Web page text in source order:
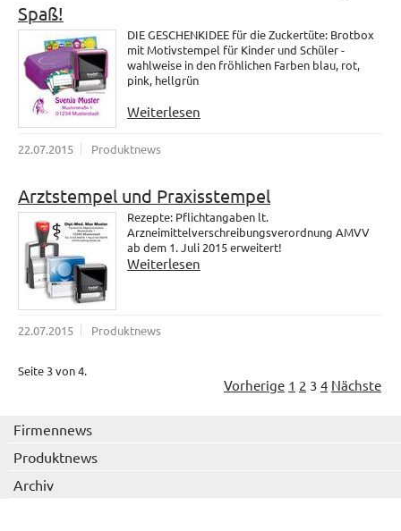
Spaß!
DIE GESCHENKIDEE für die Zuckertüte: Brotbox
mit Motivstempel für Kinder und Schüler -
wahlweise in den fröhlichen Farben blau, rot,
pink, hellgrün
Weiterlesen
22.07.2015 Produktnews
Arztstempel und Praxisstempel
Rezepte: Pflichtangaben lt.
Arzneimittelverschreibungsverordnung AMVV
ab dem 1. Juli 2015 erweitert!
Weiterlesen
22.07.2015 Produktnews
Seite 3 von 4.
Vorherige 1 2 3 4 Nächste
Firmennews
Produktnews
Archiv